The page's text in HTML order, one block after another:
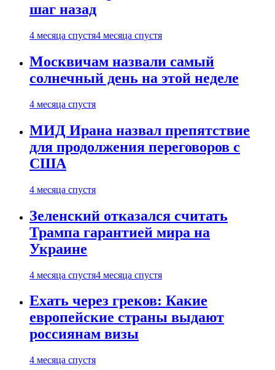
шаг назад
4 месяца спустя4 месяца спустя
Москвичам назвали самый
солнечный день на этой неделе
4 месяца спустя
МИД Ирана назвал препятствие
для продолжения переговоров с
США
4 месяца спустя
Зеленский отказался считать
Трампа гарантией мира на
Украине
4 месяца спустя4 месяца спустя
Ехать через греков: Какие
европейские страны выдают
россиянам визы
4 месяца спустя